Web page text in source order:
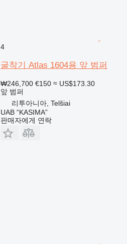
4
굴착기 Atlas 1604용 앞 범퍼
₩246,700 €150 ≈ US$173.30
앞 범퍼
리투아니아, Telšiai
UAB “KASIMA”
판매자에게 연락